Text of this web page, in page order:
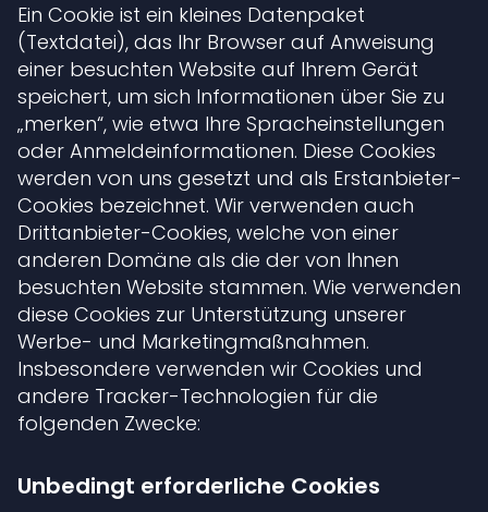
Ein Cookie ist ein kleines Datenpaket
(Textdatei), das Ihr Browser auf Anweisung
einer besuchten Website auf Ihrem Gerät
speichert, um sich Informationen über Sie zu
„merken“, wie etwa Ihre Spracheinstellungen
oder Anmeldeinformationen. Diese Cookies
werden von uns gesetzt und als Erstanbieter-
Cookies bezeichnet. Wir verwenden auch
Drittanbieter-Cookies, welche von einer
anderen Domäne als die der von Ihnen
besuchten Website stammen. Wie verwenden
diese Cookies zur Unterstützung unserer
Werbe- und Marketingmaßnahmen.
Insbesondere verwenden wir Cookies und
andere Tracker-Technologien für die
folgenden Zwecke:
Unbedingt erforderliche Cookies